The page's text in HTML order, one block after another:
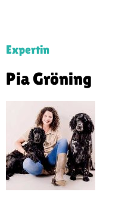
Expertin
Pia Gröning